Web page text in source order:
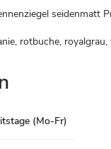
seidenmatt
rotbuche,
(Mo-Fr)